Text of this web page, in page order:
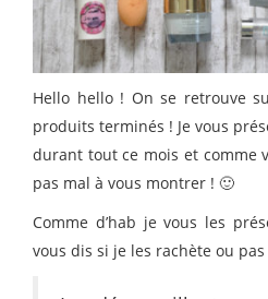
Hello hello ! On se retrouve
produits terminés ! Je vous
durant tout ce mois et comme
pas mal à vous montrer ! 🙂
Comme d’hab je vous les
vous dis si je les rachète ou